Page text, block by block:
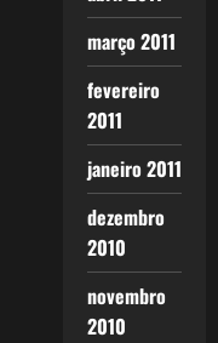
março 2011
fevereiro
2011
janeiro 2011
dezembro
2010
novembro
2010